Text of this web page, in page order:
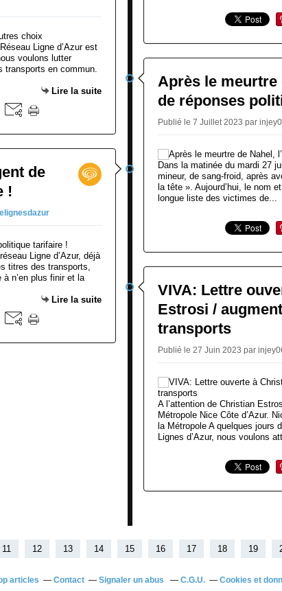
Ligne d’Azur est
voulons lutter
transports en commun.
Lire la suite
de
!
Ligne d’Azur, déjà
titres des transports,
n’en plus finir et la
Lire la suite
Après le meurtre
de réponses
Publié le 7 Juillet 2023 par
Dans la matinée du mardi 27
mineur, de sang-froid, après
la tête ». Aujourd’hui, le nom
longue liste des victimes de...
VIVA: Lettre
Estrosi /
transports
Publié le 27 Juin 2023 par
A l’attention de Christian
Métropole Nice Côte d’Azur.
la Métropole A quelques jours
Lignes d’Azur, nous voulons
11 12 13 14 15 16 17 18 19
articles Contact Signaler un abus C.G.U. Cookies et